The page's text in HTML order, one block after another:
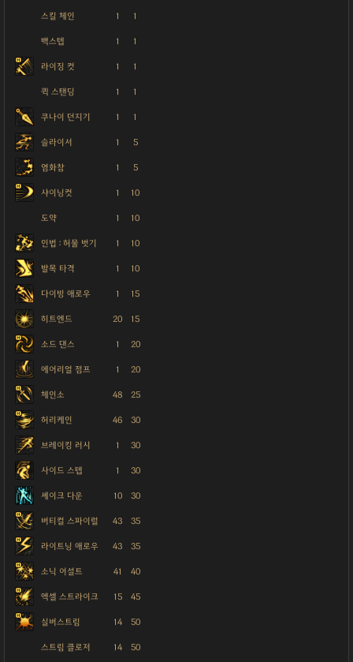
스킬 체인 1 1
백스텝 1 1
라이징 컷 1 1
퀵 스탠딩 1 1
쿠나이 던지기 1 1
슬라이서 1 5
염화참 1 5
샤이닝컷 1 10
도약 1 10
인법 : 허물 벗기 1 10
발목 타격 1 10
다이빙 애로우 1 15
히트엔드 20 15
소드 댄스 1 20
에어리얼 점프 1 20
체인소 48 25
허리케인 46 30
브레이킹 러시 1 30
사이드 스텝 1 30
셰이크 다운 10 30
버티컬 스파이럴 43 35
라이트닝 애로우 43 35
소닉 어설트 41 40
엑셀 스트라이크 15 45
실버스트림 14 50
스트림 클로저 14 50